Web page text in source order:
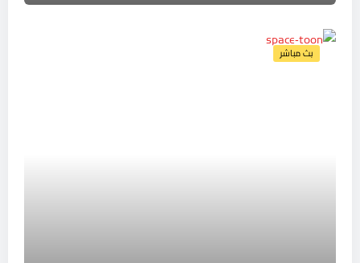
بث مباشر